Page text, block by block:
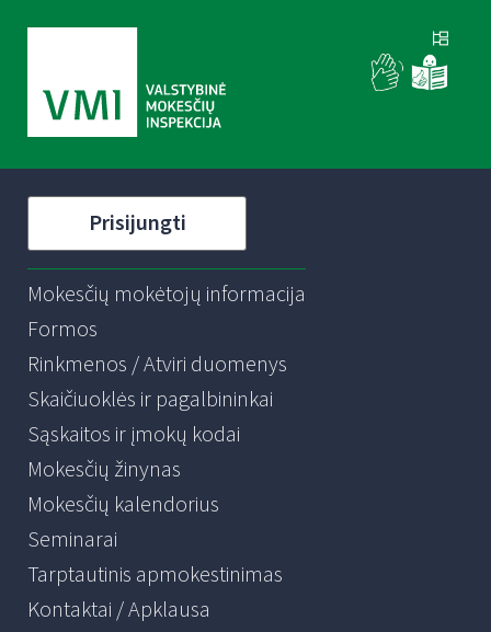
Prisijungti
Mokesčių mokėtojų informacija
Formos
Rinkmenos / Atviri duomenys
Skaičiuoklės ir pagalbininkai
Sąskaitos ir įmokų kodai
Mokesčių žinynas
Mokesčių kalendorius
Seminarai
Tarptautinis apmokestinimas
Kontaktai / Apklausa